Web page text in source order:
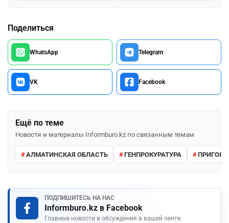
Поделиться
WhatsApp Telegram
VK Facebook
Ещё по теме
Новости и материалы Informburo.kz по связанным темам
АЛМАТИНСКАЯ ОБЛАСТЬ ГЕНПРОКУРАТУРА
ПОДПИШИТЕСЬ НА НАС
Informburo.kz в Facebook
Главные новости и обсуждения в вашей ленте.